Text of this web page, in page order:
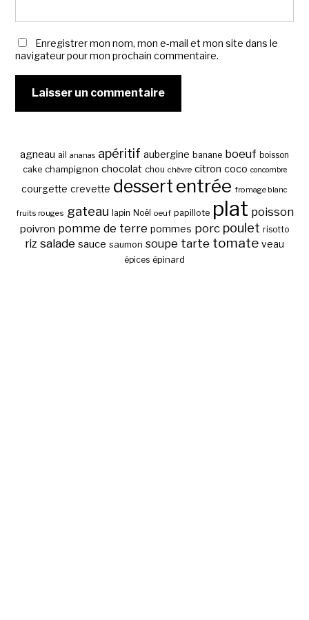
Enregistrer mon nom, mon e-mail et mon site dans le
navigateur pour mon prochain commentaire.
agneau ail ananas apéritif aubergine banane boeuf boisson
cake champignon chocolat chou chèvre citron coco concombre
courgette crevette dessert entrée fromage blanc
fruits rouges gateau lapin Noël oeuf papillote plat poisson
poivron pomme de terre pommes porc poulet risotto
riz salade sauce saumon soupe tarte tomate veau
épices épinard